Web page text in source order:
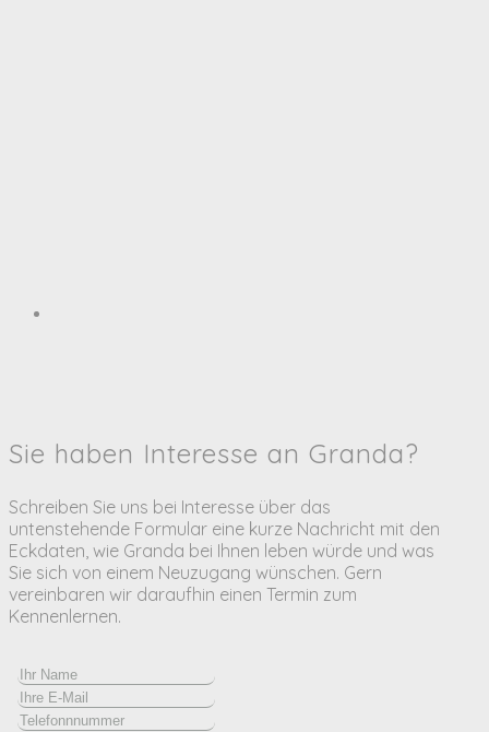
Sie haben Interesse an Granda?
Schreiben Sie uns bei Interesse über das
untenstehende Formular eine kurze Nachricht mit den
Eckdaten, wie Granda bei Ihnen leben würde und was
Sie sich von einem Neuzugang wünschen. Gern
vereinbaren wir daraufhin einen Termin zum
Kennenlernen.